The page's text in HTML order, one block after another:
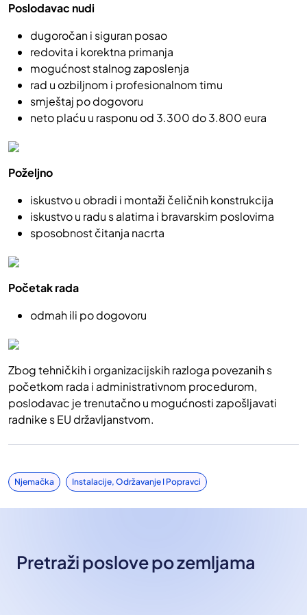
Poslodavac nudi
dugoročan i siguran posao
redovita i korektna primanja
mogućnost stalnog zaposlenja
rad u ozbiljnom i profesionalnom timu
smještaj po dogovoru
neto plaću u rasponu od 3.300 do 3.800 eura
Poželjno
iskustvo u obradi i montaži čeličnih konstrukcija
iskustvo u radu s alatima i bravarskim poslovima
sposobnost čitanja nacrta
Početak rada
odmah ili po dogovoru
Zbog tehničkih i organizacijskih razloga povezanih s
početkom rada i administrativnom procedurom,
poslodavac je trenutačno u mogućnosti zapošljavati
radnike s EU državljanstvom.
Njemačka Instalacije, Održavanje I Popravci
Pretraži poslove po zemljama